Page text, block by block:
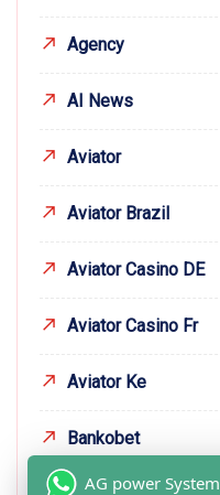
Agency
AI News
Aviator
Aviator Brazil
Aviator Casino DE
Aviator Casino Fr
Aviator Ke
Bankobet
AG power System